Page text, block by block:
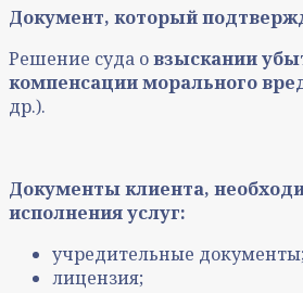
Документ, который
Решение суда овзыскании
компенсации морального
др.).
Документы клиента,
исполнения услуг:
учредительные документы;
лицензия;